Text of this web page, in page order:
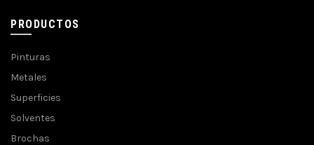
PRODUCTOS
Pinturas
Metales
Superficies
Solventes
Brochas